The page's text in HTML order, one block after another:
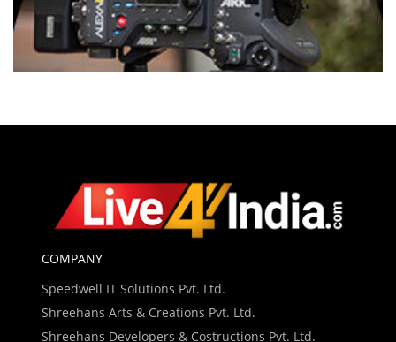
COMPANY
Speedwell IT Solutions Pvt. Ltd.
Shreehans Arts & Creations Pvt. Ltd.
Shreehans Developers & Costructions Pvt. Ltd.